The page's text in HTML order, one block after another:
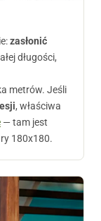
zasłonić
długości,
metrów. Jeśli
, właściwa
— tam jest
180x180.